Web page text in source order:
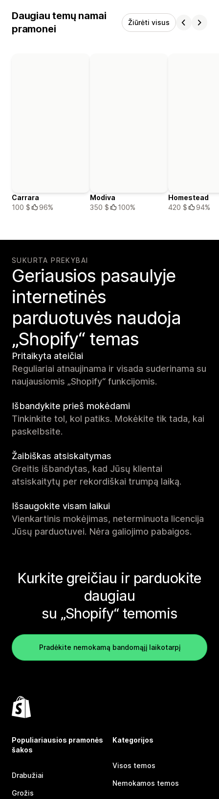
Daugiau temų namai
pramonei
Žiūrėti visus
Carrara
100 $
96%
Modiva
350 $
100%
Homestead
420 $
94%
SUKURTA PREKYBAI
Geriausios pasaulyje
internetinės
parduotuvės naudoja
„Shopify“ temas
Pritaikyta ateičiai
Reguliariai atnaujinama ir visada suderinama su
naujausiomis „Shopify“ funkcijomis.
Išbandykite prieš mokėdami
Tinkinkite tol, kol patiks. Mokėkite tik tada, kai
paskelbsite.
Žaibiškas atsiskaitymas
Greitis išbandytas, kad Jūsų klientai
atsiskaitytų per rekordiškai trumpą laiką.
Išsaugokite visam laikui
Vienkartinis mokėjimas, neterminuota licencija
Jūsų parduotuvei. Nėra galiojimo pabaigos.
Kurkite greičiau ir parduokite
daugiau
su „Shopify“ temomis
Pradėkite nemokamą bandomąjį laikotarpį
Populiariausios pramonės
šakos
Drabužiai
Grožis
Kategorijos
Visos temos
Nemokamos temos